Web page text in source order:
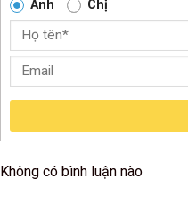
Anh Chị
Không có bình luận nào